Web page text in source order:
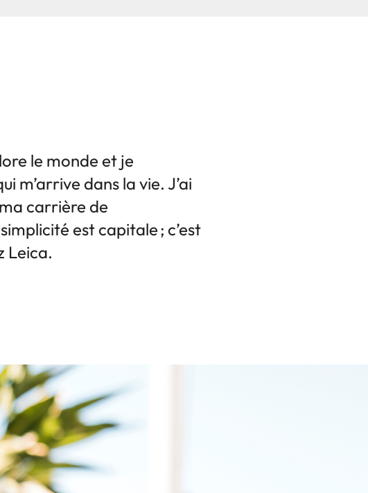
le monde et je
m’arrive dans la vie. J’ai
carrière de
est capitale ; c’est
Leica.